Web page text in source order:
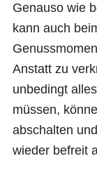
Genauso wie
kann auch
Anstatt zu
unbedingt
müssen,
abschalten
wieder befreit